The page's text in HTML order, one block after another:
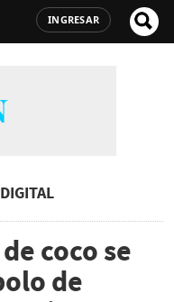
INGRESAR
coco se
de